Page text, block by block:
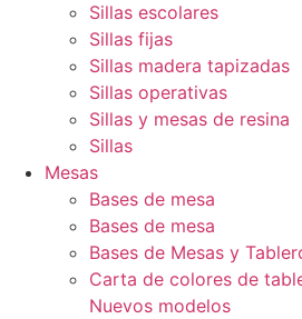
Sillas escolares
Sillas fijas
Sillas madera tapizadas
Sillas operativas
Sillas y mesas de resina
Sillas
Mesas
Bases de mesa
Bases de mesa
Bases de Mesas y
Carta de colores de
Nuevos modelos